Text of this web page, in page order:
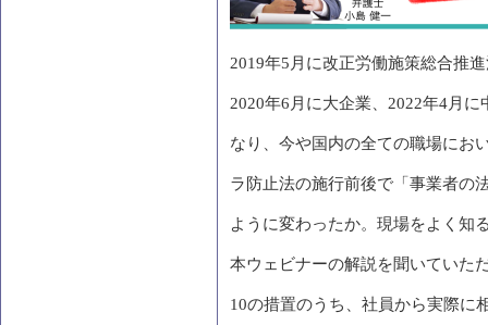
2019年5 月に改正労働施策総合推
2020年6 月に大企業、 2022年4月に
なり、今や国内の全ての職場にお
ラ防止法の施行前後で「事業者の
ように変わったか。現場をよく知
本ウェビナーの解説を聞いていた
10の措置のうち、社員から実際に